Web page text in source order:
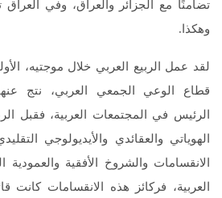
تضامنًا مع الجزائر والعراق، وفي العراق
وهكذا.
لقد عمل الربيع العربي خلال موجتيه،
قطاع الوعي الجمعي العربي، نتج
الرئيس في المجتمعات العربية، فقبل
الهوياتي والعقائدي والأيديولوجي
الانقسامات والشروخ الأفقية
العربية، فركائز هذه الانقسامات